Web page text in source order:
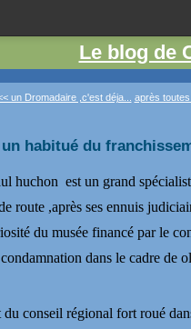
Le blog de
un Dromadaire ,c'est déja... après
habitué du
huchon est un grand
route ,après ses ennuis
du musée financé par le
dans le cadre de
conseil régional fort roué